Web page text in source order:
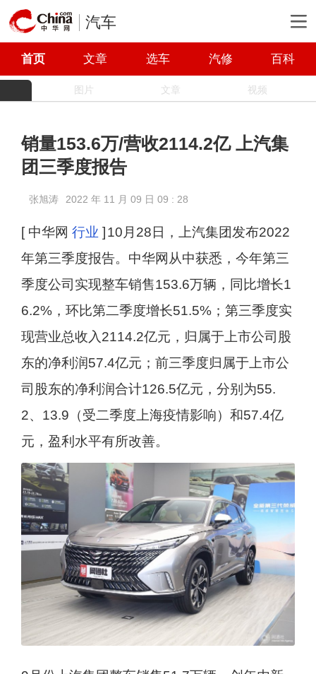
汽车
首页 文章 选车 汽修 百科
图片 文章 视频
销量153.6万/营收2114.2亿 上汽集
团三季度报告
张旭涛 2022 年 11 月 09 日 09 : 28
[ 中华网 行业 ] 10月28日，上汽集团发布2022
年第三季度报告。中华网从中获悉，今年第三
季度公司实现整车销售153.6万辆，同比增长1
6.2%，环比第二季度增长51.5%；第三季度实
现营业总收入2114.2亿元，归属于上市公司股
东的净利润57.4亿元；前三季度归属于上市公
司股东的净利润合计126.5亿元，分别为55.
2、13.9（受二季度上海疫情影响）和57.4亿
元，盈利水平有所改善。